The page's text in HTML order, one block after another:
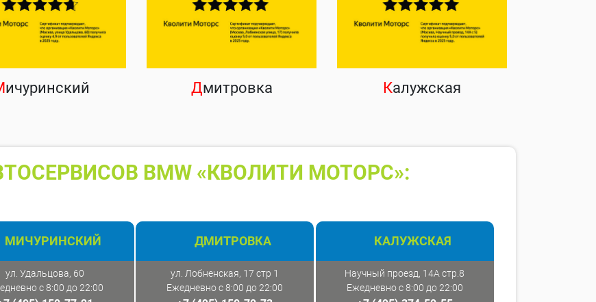
ичуринский Дмитровка Калужская
BMW «КВОЛИТИ МОТОРС»:
МИЧУРИНСКИЙ
ул. Удальцова, 60
с 8:00 до 22:00
ДМИТРОВКА
ул. Лобненская, 17 стр 1
Ежедневно с 8:00 до 22:00
КАЛУЖСКАЯ
Научный проезд, 14А стр.8
Ежедневно с 8:00 до 22:00